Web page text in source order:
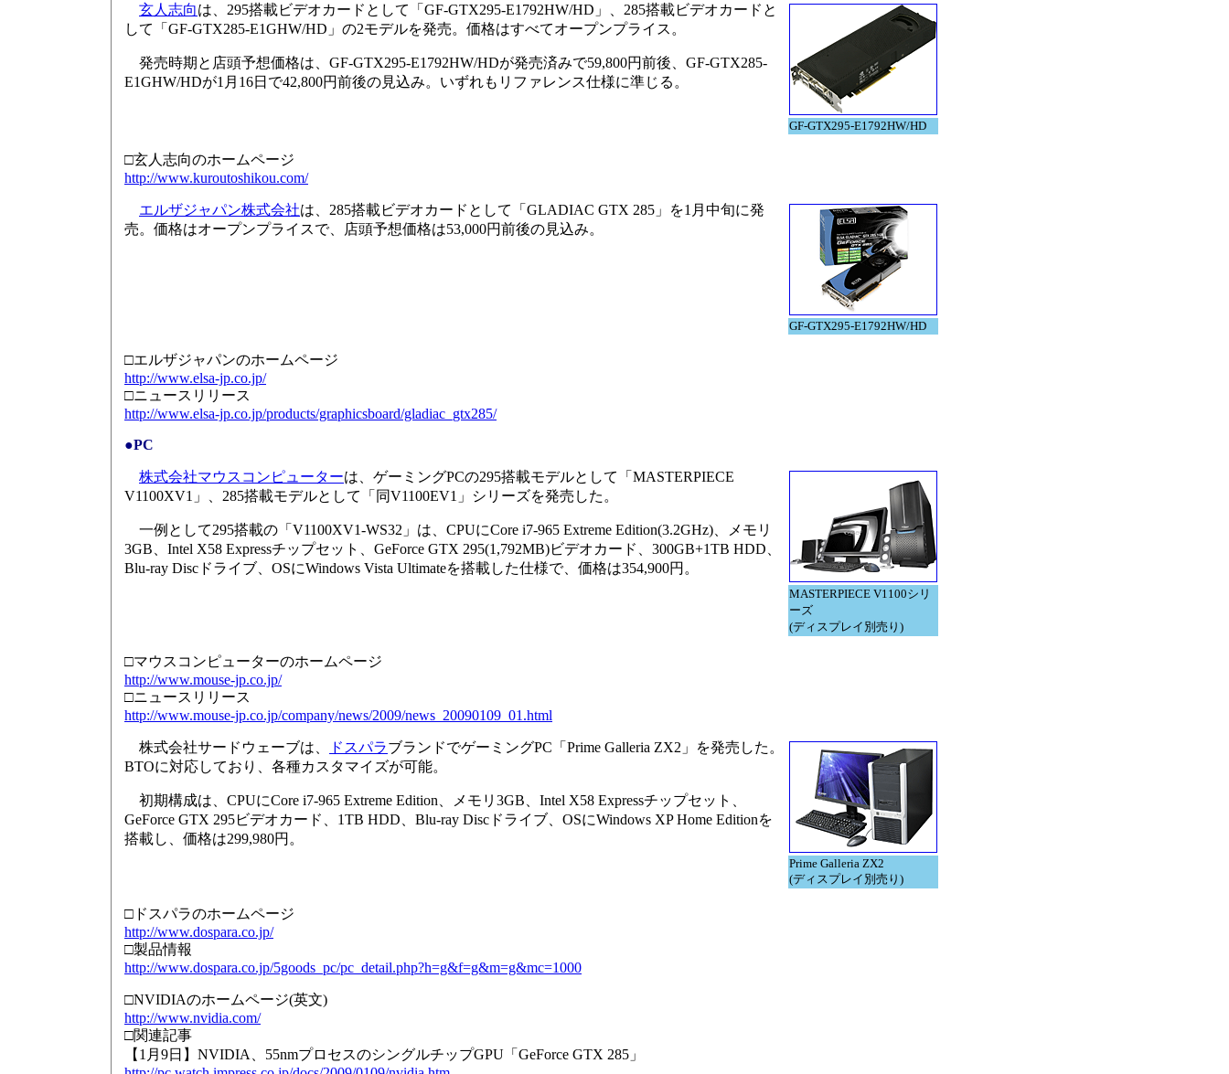
GF-GTX295-E1792HW/HD
玄人志向は、295搭載ビデオカードとして「GF-GTX295-E1792HW/HD」、285搭載ビデオカードと
して「GF-GTX285-E1GHW/HD」の2モデルを発売。価格はすべてオープンプライス。
発売時期と店頭予想価格は、GF-GTX295-E1792HW/HDが発売済みで59,800円前後、GF-GTX285-
E1GHW/HDが1月16日で42,800円前後の見込み。いずれもリファレンス仕様に準じる。
□玄人志向のホームページ
http://www.kuroutoshikou.com/
GF-GTX295-E1792HW/HD
エルザジャパン株式会社は、285搭載ビデオカードとして「GLADIAC GTX 285」を1月中旬に発
売。価格はオープンプライスで、店頭予想価格は53,000円前後の見込み。
□エルザジャパンのホームページ
http://www.elsa-jp.co.jp/
□ニュースリリース
http://www.elsa-jp.co.jp/products/graphicsboard/gladiac_gtx285/
●PC
MASTERPIECE V1100シリ
ーズ
(ディスプレイ別売り)
株式会社マウスコンピューターは、ゲーミングPCの295搭載モデルとして「MASTERPIECE
V1100XV1」、285搭載モデルとして「同V1100EV1」シリーズを発売した。
一例として295搭載の「V1100XV1-WS32」は、CPUにCore i7-965 Extreme Edition(3.2GHz)、メモリ
3GB、Intel X58 Expressチップセット、GeForce GTX 295(1,792MB)ビデオカード、300GB+1TB HDD、
Blu-ray Discドライブ、OSにWindows Vista Ultimateを搭載した仕様で、価格は354,900円。
□マウスコンピューターのホームページ
http://www.mouse-jp.co.jp/
□ニュースリリース
http://www.mouse-jp.co.jp/company/news/2009/news_20090109_01.html
Prime Galleria ZX2
(ディスプレイ別売り)
株式会社サードウェーブは、 ドスパラブランドでゲーミングPC「Prime Galleria ZX2」を発売した。
BTOに対応しており、各種カスタマイズが可能。
初期構成は、CPUにCore i7-965 Extreme Edition、メモリ3GB、Intel X58 Expressチップセット、
GeForce GTX 295ビデオカード、1TB HDD、Blu-ray Discドライブ、OSにWindows XP Home Editionを
搭載し、価格は299,980円。
□ドスパラのホームページ
http://www.dospara.co.jp/
□製品情報
http://www.dospara.co.jp/5goods_pc/pc_detail.php?h=g&f=g&m=g&mc=1000
□NVIDIAのホームページ(英文)
http://www.nvidia.com/
□関連記事
【1月9日】NVIDIA、55nmプロセスのシングルチップGPU「GeForce GTX 285」